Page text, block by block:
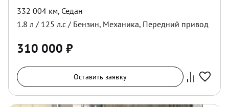
332 004 км, Седан
1.8 л / 125 л.с / Бензин, Механика, Передний привод
310 000 ₽
Оставить заявку